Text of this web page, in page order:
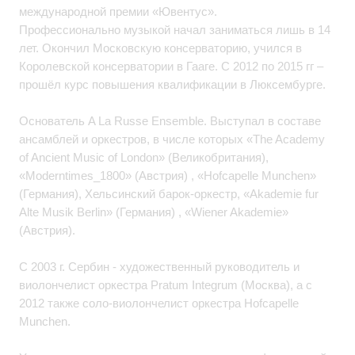
международной премии «Ювентус».
Профессионально музыкой начал заниматься лишь в 14
лет. Окончил Московскую консерваторию, учился в
Королевской консерватории в Гааге. С 2012 по 2015 гг –
прошёл курс повышения квалификации в Люксембурге.
Основатель A La Russe Ensemble. Выступал в составе
ансамблей и оркестров, в числе которых «The Academy
of Ancient Music of London» (Великобритания),
«Moderntimes_1800» (Австрия) , «Hofcapelle Munchen»
(Германия), Хельсинский барок-оркестр, «Akademie fur
Alte Musik Berlin» (Германия) , «Wiener Akademie»
(Австрия).
С 2003 г. Сербин - художественный руководитель и
виолончелист оркестра Pratum Integrum (Москва), а с
2012 также соло-виолончелист оркестра Hofcapelle
Munchen.